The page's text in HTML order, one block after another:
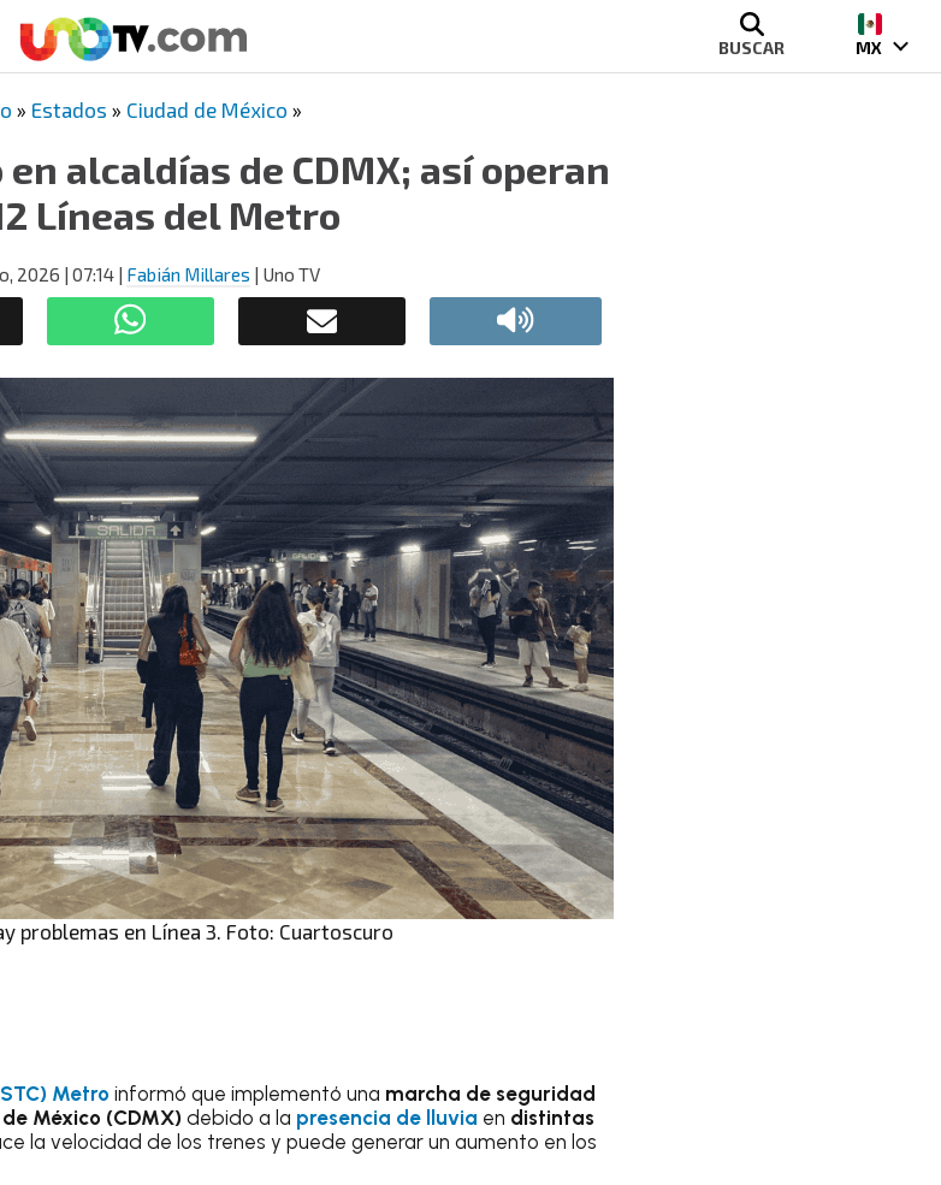
BUSCAR MX
» Estados » Ciudad de México »
alcaldías de CDMX; así operan
Líneas del Metro
2026 | 07:14| Fabián Millares | Uno TV
problemas en Línea 3. Foto: Cuartoscuro
Metro informó que implementó una marcha de seguridad
México (CDMX) debido a la presencia de lluvia en distintas
la velocidad de los trenes y puede generar un aumento en los